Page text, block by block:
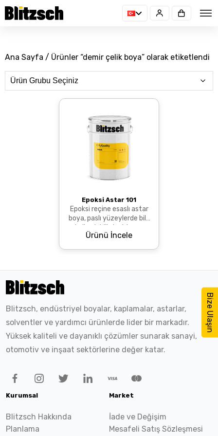
Ana Sayfa / Ürünler “demir çelik boya” olarak etiketlendi
Epoksi Astar 101
Epoksi reçine esaslı astar
boya, paslı yüzeylerde bile
kullanılabilir, hızlı kurur,
korozyon ve kimyasallara
Ürünü İncele
Bize Ulaşın
Blitzsch, endüstriyel boyalar, kaplamalar, astarlar,
solventler ve yardımcı ürünlerde lider bir markadır.
Yüksek kaliteli ve dayanıklı çözümler sunarak sanayi,
otomotiv ve inşaat sektörlerine değer katar.
Kurumsal
Blitzsch Hakkında
Planlama
Market
İade ve Değişim
Mesafeli Satış Sözleşmesi